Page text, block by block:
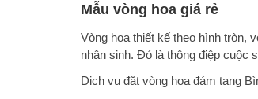
Mẫu vòng hoa giá rẻ
Vòng hoa thiết kế theo hình tròn,
nhân sinh. Đó là thông điệp cuộc
Dịch vụ đặt vòng hoa đám tang